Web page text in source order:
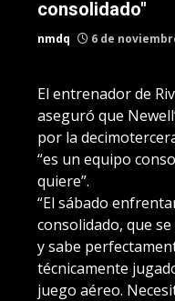
consolidado"
nmdq 6 de
El entrenador de
aseguró que
por la
“es un equipo
quiere”.
“El sábado
consolidado, que
y sabe
técnicamente
juego aéreo.